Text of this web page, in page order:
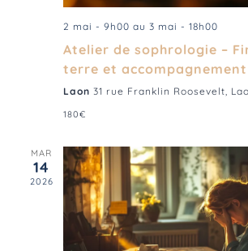
2 mai - 9h00 au 3 mai - 18h00
Atelier de sophrologie –
terre et accompagnement
Laon 31 rue Franklin Roosevelt,
180€
MAR
14
2026